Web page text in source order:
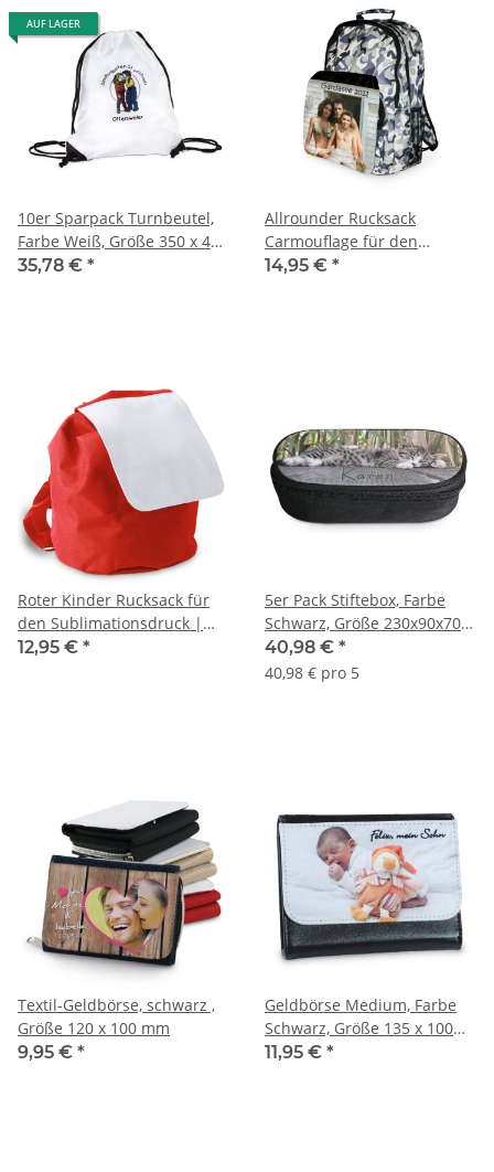
AUF LAGER
10er Sparpack Turnbeutel,
Farbe Weiß, Größe 350 x 440
mm
35,78 € *
Allrounder Rucksack
Carmouflage für den
Sublimationsdruck |
14,95 € *
Roter Kinder Rucksack für
den Sublimationsdruck |
Sublimationsartikel
12,95 € *
5er Pack Stiftebox, Farbe
Schwarz, Größe 230x90x70
mm
40,98 € *
40,98 € pro 5
Textil-Geldbörse, schwarz ,
Größe 120 x 100 mm
9,95 € *
Geldbörse Medium, Farbe
Schwarz, Größe 135 x 100
mm für den
11,95 € *